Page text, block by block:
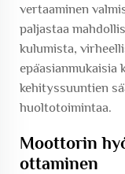
vertaaminen
paljastaa
kulumista,
kehityssuuntien
huoltotoimintaa.
Moottorin
ottaminen